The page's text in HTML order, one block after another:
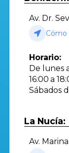
Av. Dr.
Cómo
Horario:
De lunes
16:00 a
Sábados
La Nucía:
Av.